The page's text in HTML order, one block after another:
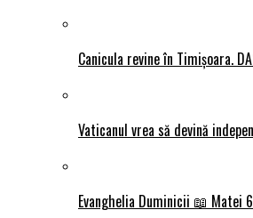
Canicula revine în Timișoara.
Vaticanul vrea să devină
Evanghelia Duminicii 📖 Matei